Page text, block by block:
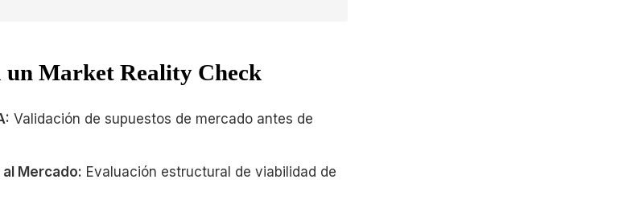
un Market Reality Check
Validación de supuestos de mercado antes de
Mercado: Evaluación estructural de viabilidad de